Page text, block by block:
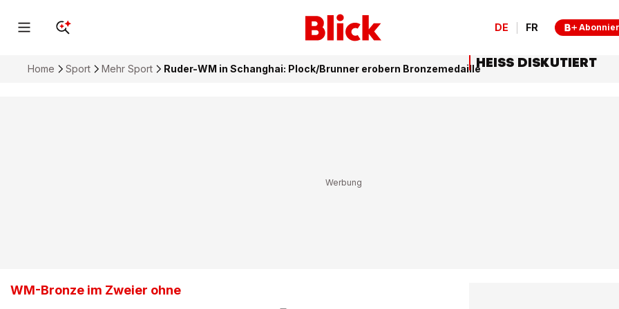
DE FR
Home Sport Mehr Sport Ruder-WM in Schanghai: Plock/Brunner erobern Bronzemedaille
WM-Bronze im Zweier ohne
HEISS DISKUTIERT